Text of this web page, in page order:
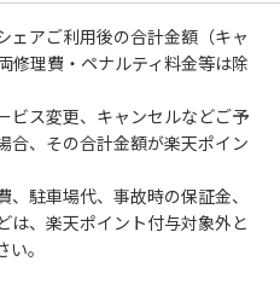
ェアご利用後の合計金額（キャ
修理費・ペナルティ料金等は除
ス変更、キャンセルなどご予
合、その合計金額が楽天ポイン
駐車場代、事故時の保証金、
は、楽天ポイント付与対象外と
。